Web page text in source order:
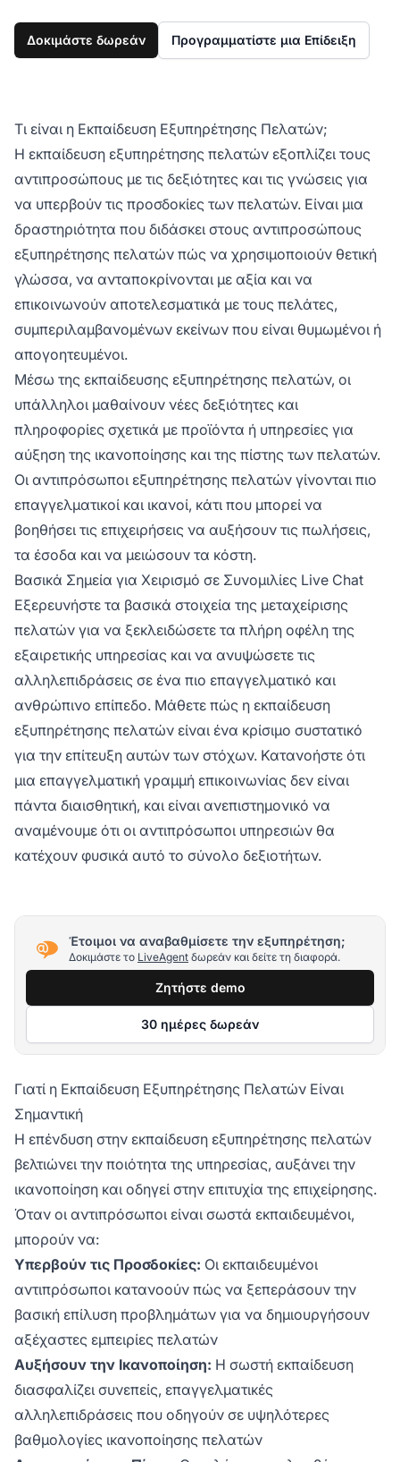
Δοκιμάστε δωρεάν Προγραμματίστε μια Επίδειξη
Τι είναι η Εκπαίδευση Εξυπηρέτησης Πελατών;
Η εκπαίδευση εξυπηρέτησης πελατών εξοπλίζει τους
αντιπροσώπους με τις δεξιότητες και τις γνώσεις για
να υπερβούν τις προσδοκίες των πελατών. Είναι μια
δραστηριότητα που διδάσκει στους αντιπροσώπους
εξυπηρέτησης πελατών πώς να χρησιμοποιούν θετική
γλώσσα, να ανταποκρίνονται με αξία και να
επικοινωνούν αποτελεσματικά με τους πελάτες,
συμπεριλαμβανομένων εκείνων που είναι θυμωμένοι ή
απογοητευμένοι.
Μέσω της εκπαίδευσης εξυπηρέτησης πελατών, οι
υπάλληλοι μαθαίνουν νέες δεξιότητες και
πληροφορίες σχετικά με προϊόντα ή υπηρεσίες για
αύξηση της ικανοποίησης και της πίστης των πελατών.
Οι αντιπρόσωποι εξυπηρέτησης πελατών γίνονται πιο
επαγγελματικοί και ικανοί, κάτι που μπορεί να
βοηθήσει τις επιχειρήσεις να αυξήσουν τις πωλήσεις,
τα έσοδα και να μειώσουν τα κόστη.
Βασικά Σημεία για Χειρισμό σε Συνομιλίες Live Chat
Εξερευνήστε τα βασικά στοιχεία της μεταχείρισης
πελατών για να ξεκλειδώσετε τα πλήρη οφέλη της
εξαιρετικής υπηρεσίας και να ανυψώσετε τις
αλληλεπιδράσεις σε ένα πιο επαγγελματικό και
ανθρώπινο επίπεδο. Μάθετε πώς η εκπαίδευση
εξυπηρέτησης πελατών είναι ένα κρίσιμο συστατικό
για την επίτευξη αυτών των στόχων. Κατανοήστε ότι
μια επαγγελματική γραμμή επικοινωνίας δεν είναι
πάντα διαισθητική, και είναι ανεπιστημονικό να
αναμένουμε ότι οι αντιπρόσωποι υπηρεσιών θα
κατέχουν φυσικά αυτό το σύνολο δεξιοτήτων.
Έτοιμοι να αναβαθμίσετε την εξυπηρέτηση;
Δοκιμάστε το LiveAgent δωρεάν και δείτε τη διαφορά.
Ζητήστε demo
30 ημέρες δωρεάν
Γιατί η Εκπαίδευση Εξυπηρέτησης Πελατών Είναι
Σημαντική
Η επένδυση στην εκπαίδευση εξυπηρέτησης πελατών
βελτιώνει την ποιότητα της υπηρεσίας, αυξάνει την
ικανοποίηση και οδηγεί στην επιτυχία της επιχείρησης.
Όταν οι αντιπρόσωποι είναι σωστά εκπαιδευμένοι,
μπορούν να:
Υπερβούν τις Προσδοκίες: Οι εκπαιδευμένοι
αντιπρόσωποι κατανοούν πώς να ξεπεράσουν την
βασική επίλυση προβλημάτων για να δημιουργήσουν
αξέχαστες εμπειρίες πελατών
Αυξήσουν την Ικανοποίηση: Η σωστή εκπαίδευση
διασφαλίζει συνεπείς, επαγγελματικές
αλληλεπιδράσεις που οδηγούν σε υψηλότερες
βαθμολογίες ικανοποίησης πελατών